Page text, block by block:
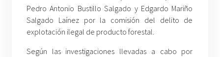
Pedro Antonio Bustillo Salgado y Edgardo Mariño
Salgado Laínez por la comisión del delito de
explotación ilegal de producto forestal.
Según las investigaciones llevadas a cabo por